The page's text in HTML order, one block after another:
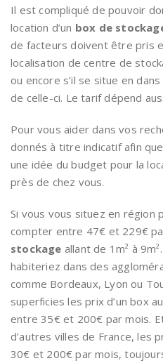
Il est compliqué de pouvoir
location d’un box de
de facteurs doivent être pris
localisation de centre de
ou encore s’il se situe en
de celle-ci. Le tarif dépend
Pour vous aider dans vos
donnés à titre indicatif afin
une idée du budget pour la
près de chez vous.
Si vous vous situez en région
compter entre 47€ et 229€
stockage allant de 1m² à
habiteriez dans des
comme Bordeaux, Lyon ou
superficies les prix d’un box
entre 35€ et 200€ par mois.
d’autres villes de France, les
30€ et 200€ par mois,